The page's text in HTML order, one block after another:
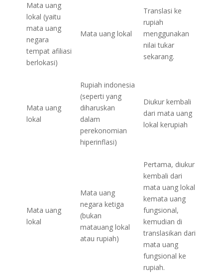
Mata uang
lokal (yaitu
mata uang
negara
tempat afiliasi
berlokasi)
Mata uang lokal
Translasi ke
rupiah
menggunakan
nilai tukar
sekarang.
Mata uang
lokal
Rupiah indonesia
(seperti yang
diharuskan
dalam
perekonomian
hiperinflasi)
Diukur kembali
dari mata uang
lokal kerupiah
Mata uang
lokal
Mata uang
negara ketiga
(bukan
matauang lokal
atau rupiah)
Pertama, diukur
kembali dari
mata uang lokal
kemata uang
fungsional,
kemudian di
translasikan dari
mata uang
fungsional ke
rupiah.